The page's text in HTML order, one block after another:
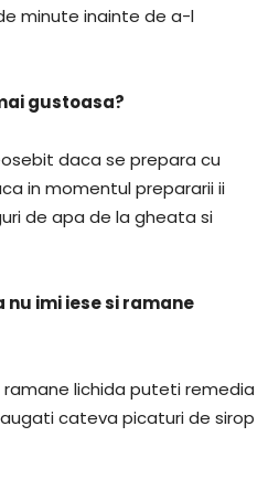
minute inainte de a-l
gustoasa?
daca se prepara cu
in momentul prepararii ii
de apa de la gheata si
imi iese si ramane
ramane lichida puteti remedia
cateva picaturi de sirop